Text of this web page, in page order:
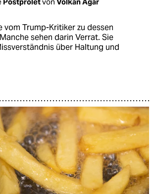
vom Trump-Kritiker zu dessen
sehen darin Verrat. Sie
über Haltung und